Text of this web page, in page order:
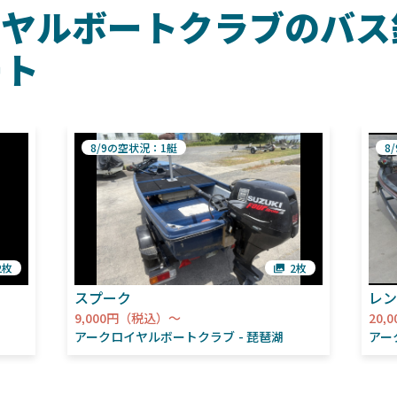
ルボートクラブのバ
スプーク
9,000円（税込）～
アークロイヤルボートクラブ
琵琶湖
8/9の空状況：1艇
2枚
レ
ア
8/